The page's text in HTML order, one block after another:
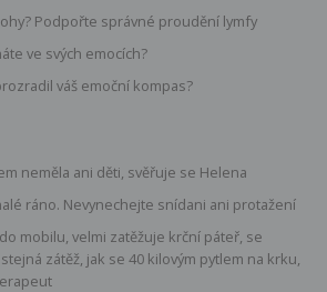
Podpořte správné proudění lymfy
ve svých emocích?
váš emoční kompas?
neměla ani děti, svěřuje se Helena
ráno. Nevynechejte snídani ani protažení
mobilu, velmi zatěžuje krční páteř, se
zátěž, jak se 40 kilovým pytlem na krku,